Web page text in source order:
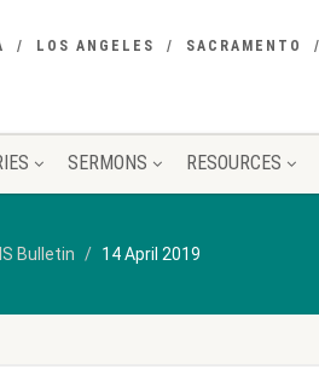
LOS ANGELES SACRAMENTO
SERMONS RESOURCES
IS Bulletin 14 April 2019